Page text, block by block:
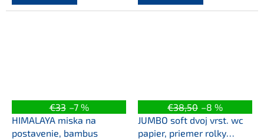
€33 –7 %
HIMALAYA miska na
postavenie, bambus
€38,50 –8 %
JUMBO soft dvoj vrst. wc
papier, priemer rolky